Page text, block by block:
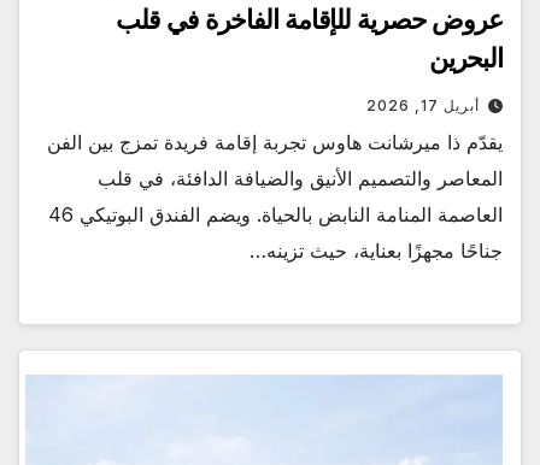
عروض حصرية للإقامة الفاخرة في قلب
البحرين
أبريل 17, 2026
يقدّم ذا ميرشانت هاوس تجربة إقامة فريدة تمزج بين الفن
المعاصر والتصميم الأنيق والضيافة الدافئة، في قلب
العاصمة المنامة النابض بالحياة. ويضم الفندق البوتيكي 46
جناحًا مجهزًا بعناية، حيث تزينه…